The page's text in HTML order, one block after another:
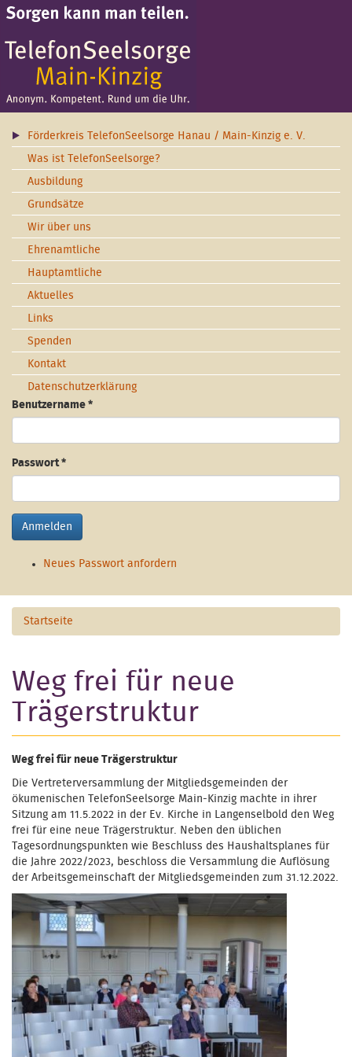
Förderkreis TelefonSeelsorge Hanau / Main-Kinzig e. V.
Was ist TelefonSeelsorge?
Ausbildung
Grundsätze
Wir über uns
Ehrenamtliche
Hauptamtliche
Aktuelles
Links
Spenden
Kontakt
Datenschutzerklärung
Benutzername *
Passwort*
Anmelden
Neues Passwort anfordern
Startseite
Weg frei für neue
Trägerstruktur
Weg frei für neue Trägerstruktur
Die Vertreterversammlung der Mitgliedsgemeinden der
ökumenischen TelefonSeelsorge Main-Kinzig machte in ihrer
Sitzung am 11.5.2022 in der Ev. Kirche in Langenselbold den Weg
frei für eine neue Trägerstruktur. Neben den üblichen
Tagesordnungspunkten wie Beschluss des Haushaltsplanes für
die Jahre 2022/2023, beschloss die Versammlung die Auflösung
der Arbeitsgemeinschaft der Mitgliedsgemeinden zum 31.12.2022.